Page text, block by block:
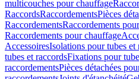
multicouches pour chauffage
RaccordsRaccordementsPièces
RaccordementsRaccordements
Raccordements pour chauffage
AccessoiresIsolations pour tubes et
tubes et raccordsFixations pour
raccordementsPièces détachées